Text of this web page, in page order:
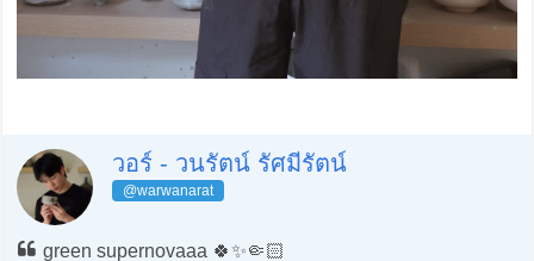
วอร์ - วนรัตน์ รัศมีรัตน์
@warwanarat
green supernovaaa 🍀✨🤏🏻